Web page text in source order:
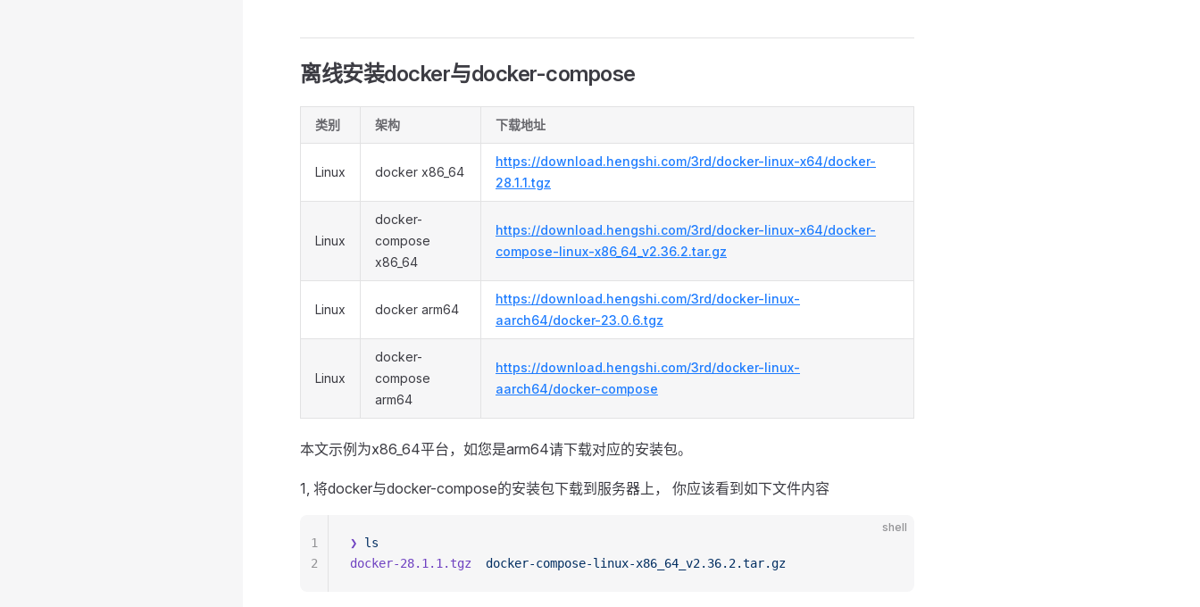
离线安装docker与docker-compose
类别 架构 下载地址
Linux docker x86_64
https://download.hengshi.com/3rd/docker-linux-x64/docker-
28.1.1.tgz
Linux
docker-
compose
x86_64
https://download.hengshi.com/3rd/docker-linux-x64/docker-
compose-linux-x86_64_v2.36.2.tar.gz
Linux docker arm64
https://download.hengshi.com/3rd/docker-linux-
aarch64/docker-23.0.6.tgz
Linux
docker-
compose
arm64
https://download.hengshi.com/3rd/docker-linux-
aarch64/docker-compose
本文示例为x86_64平台，如您是arm64请下载对应的安装包。
1, 将docker与docker-compose的安装包下载到服务器上， 你应该看到如下文件内容
shell
❯ ls
docker-28.1.1.tgz
  docker-compose-linux-x86_64_v2.36.2.tar.gz
1
2